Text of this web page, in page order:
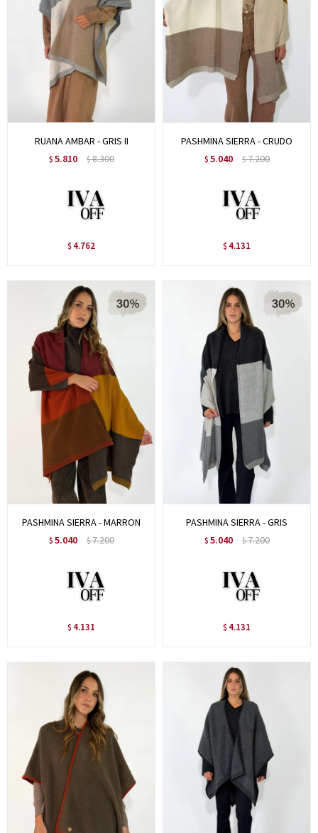
RUANA AMBAR - GRIS II
$ 5.810 $8.300
$ 4.762
PASHMINA SIERRA - CRUDO
$ 5.040 $7.200
$ 4.131
PASHMINA SIERRA - MARRON
$ 5.040 $7.200
$ 4.131
PASHMINA SIERRA - GRIS
$ 5.040 $7.200
$ 4.131